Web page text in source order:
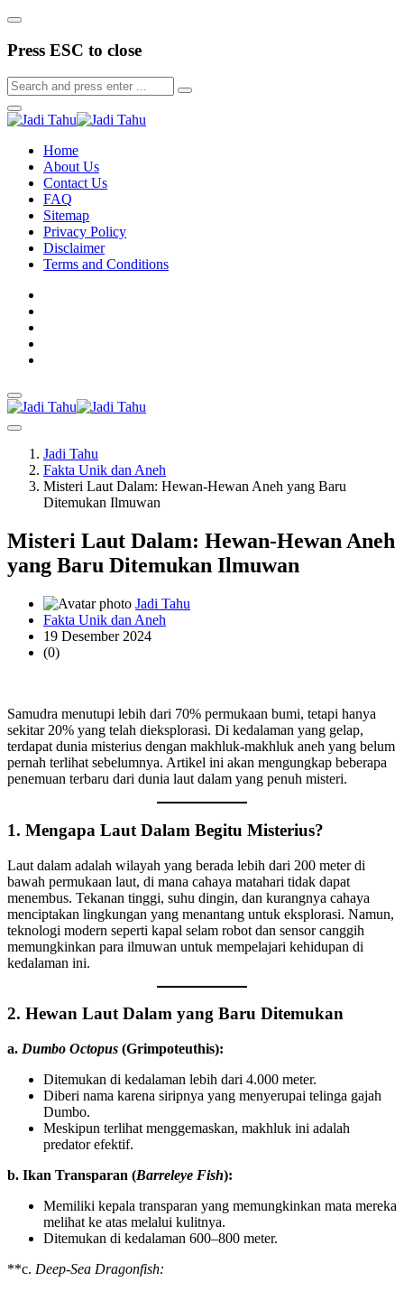
Press ESC to close
Home
About Us
Contact Us
FAQ
Sitemap
Privacy Policy
Disclaimer
Terms and Conditions
Jadi Tahu
Fakta Unik dan Aneh
Misteri Laut Dalam: Hewan-Hewan Aneh yang Baru
Ditemukan Ilmuwan
Misteri Laut Dalam: Hewan-Hewan Aneh
yang Baru Ditemukan Ilmuwan
Jadi Tahu
Fakta Unik dan Aneh
19 Desember 2024
(0)
Samudra menutupi lebih dari 70% permukaan bumi, tetapi hanya
sekitar 20% yang telah dieksplorasi. Di kedalaman yang gelap,
terdapat dunia misterius dengan makhluk-makhluk aneh yang belum
pernah terlihat sebelumnya. Artikel ini akan mengungkap beberapa
penemuan terbaru dari dunia laut dalam yang penuh misteri.
1. Mengapa Laut Dalam Begitu Misterius?
Laut dalam adalah wilayah yang berada lebih dari 200 meter di
bawah permukaan laut, di mana cahaya matahari tidak dapat
menembus. Tekanan tinggi, suhu dingin, dan kurangnya cahaya
menciptakan lingkungan yang menantang untuk eksplorasi. Namun,
teknologi modern seperti kapal selam robot dan sensor canggih
memungkinkan para ilmuwan untuk mempelajari kehidupan di
kedalaman ini.
2. Hewan Laut Dalam yang Baru Ditemukan
a. Dumbo Octopus (Grimpoteuthis):
Ditemukan di kedalaman lebih dari 4.000 meter.
Diberi nama karena siripnya yang menyerupai telinga gajah
Dumbo.
Meskipun terlihat menggemaskan, makhluk ini adalah
predator efektif.
b. Ikan Transparan (Barreleye Fish):
Memiliki kepala transparan yang memungkinkan mata mereka
melihat ke atas melalui kulitnya.
Ditemukan di kedalaman 600–800 meter.
**c. Deep-Sea Dragonfish: